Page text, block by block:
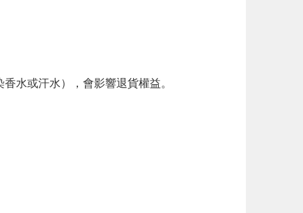
水或汗水），會影響退貨權益。